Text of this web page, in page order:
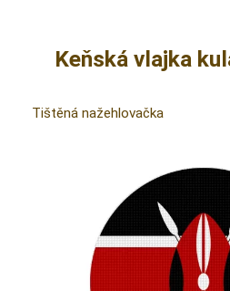
Keňská vlajka
Tištěná nažehlovačka